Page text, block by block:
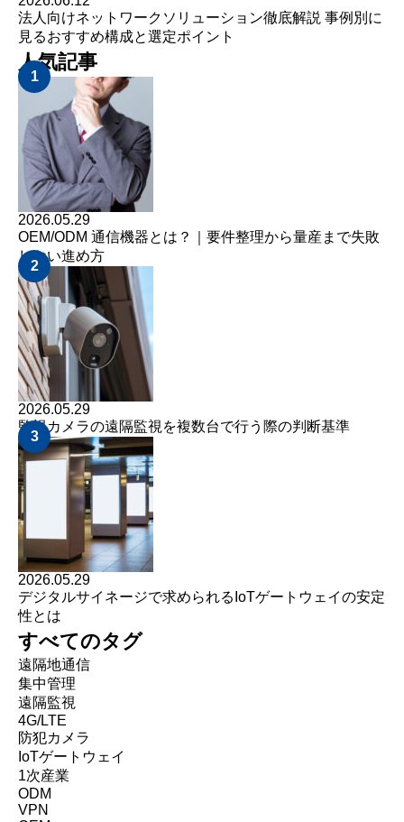
法人向けネットワークソリューション徹底解説 事例別に
見るおすすめ構成と選定ポイント
人気記事
1
2026.05.29
OEM/ODM 通信機器とは？｜要件整理から量産まで失敗
しない進め方
2
2026.05.29
監視カメラの遠隔監視を複数台で行う際の判断基準
3
2026.05.29
デジタルサイネージで求められるIoTゲートウェイの安定
性とは
すべてのタグ
遠隔地通信
集中管理
遠隔監視
4G/LTE
防犯カメラ
IoTゲートウェイ
1次産業
ODM
VPN